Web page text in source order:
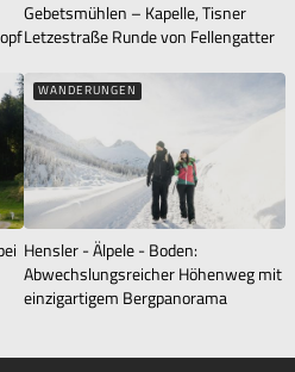
Gebetsmühlen – Kapelle, Tisner
Letzestraße Runde von Fellengatter
WANDERUNGEN
Hensler - Älpele - Boden:
Abwechslungsreicher Höhenweg mit
einzigartigem Bergpanorama